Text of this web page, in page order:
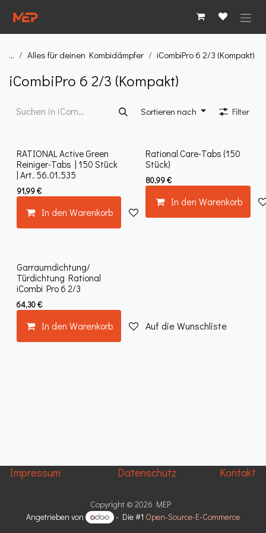
... Alles für deinen Kombidämpfer iCombiPro 6 2/3 (Kompakt)
iCombiPro 6 2/3 (Kompakt)
Sortieren nach Filter
RATIONAL Active Green
Reiniger-Tabs | 150 Stück
| Art. 56.01.535
91,99€
In den Warenkorb
Rational Care-Tabs (150
Stück)
80,99€
In den Warenkorb
Garraumdichtung/
Türdichtung Rational
iCombi Pro 6 2/3
64,30€
In den Warenkorb Auf die Wunschliste
Impressum Datenschutz Kontakt
Copyright © 2026 MEP
Angetrieben von
- Die #1 Open-Source-E-Commerce